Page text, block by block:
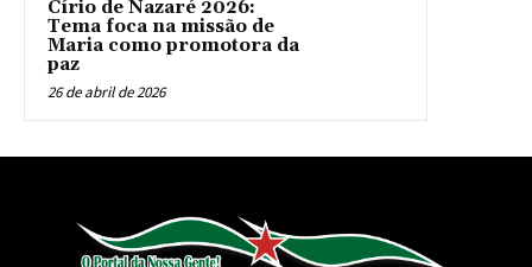
Círio de Nazaré 2026:
Tema foca na missão de
Maria como promotora da
paz
26 de abril de 2026